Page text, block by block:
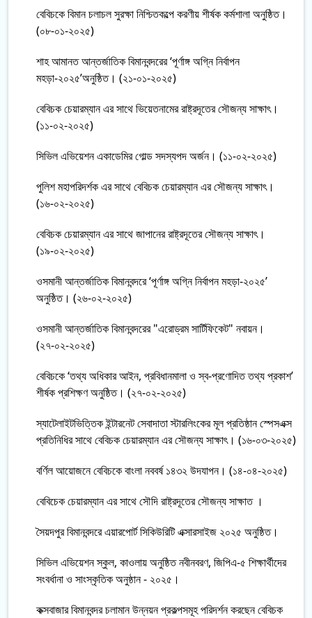
বেবিচকে বিমান চলাচল সুরক্ষা নিশ্চিতকল্পে করণীয় শীর্ষক কর্মশালা অনুষ্ঠিত।
(০৮-০১-২০২৫)
শাহ আমানত আন্তর্জাতিক বিমানবন্দরের ‘পূর্ণাঙ্গ অগ্নি নির্বাপন
মহড়া-২০২৫’অনুষ্ঠিত। (২১-০১-২০২৫)
বেবিচক চেয়ারম্যান এর সাথে ভিয়েতনামের রাষ্ট্রদূতের সৌজন্য সাক্ষাৎ।
(১১-০২-২০২৫)
সিভিল এভিয়েশন একাডেমির গোল্ড সদস্যপদ অর্জন। (১১-০২-২০২৫)
পুলিশ মহাপরিদর্শক এর সাথে বেবিচক চেয়ারম্যান এর সৌজন্য সাক্ষাৎ।
(১৬-০২-২০২৫)
বেবিচক চেয়ারম্যান এর সাথে জাপানের রাষ্ট্রদূতের সৌজন্য সাক্ষাৎ।
(১৯-০২-২০২৫)
ওসমানী আন্তর্জাতিক বিমানবন্দরে ‘পূর্ণাঙ্গ অগ্নি নির্বাপন মহড়া-২০২৫’
অনুষ্ঠিত। (২৬-০২-২০২৫)
ওসমানী আন্তর্জাতিক বিমানবন্দরের "এরোড্রম সার্টিফিকেট" নবায়ন।
(২৭-০২-২০২৫)
বেবিচকে ‘তথ্য অধিকার আইন, প্রবিধানমালা ও স্ব-প্রণোদিত তথ্য প্রকাশ’
শীর্ষক প্রশিক্ষণ অনুষ্ঠিত। (২৭-০২-২০২৫)
স্যাটেলাইটভিত্তিক ইন্টারনেট সেবাদাতা স্টারলিংকের মূল প্রতিষ্ঠান স্পেসএক্স
প্রতিনিধির সাথে বেবিচক চেয়ারম্যান এর সৌজন্য সাক্ষাৎ। (১৬-০৩-২০২৫)
বর্ণিল আয়োজনে বেবিচকে বাংলা নববর্ষ ১৪৩২ উদযাপন। (১৪-০৪-২০২৫)
বেবিচেক চেয়ারম্যান এর সাথে সৌদি রাষ্ট্রদূতের সৌজন্য সাক্ষাত ।
সৈয়দপুর বিমানবন্দরে এয়ারপোর্ট সিকিউরিটি এক্সারসাইজ ২০২৫ অনুষ্ঠিত।
সিভিল এভিয়েশন স্কুল, কাওলায় অনুষ্ঠিত নবীনবরণ, জিপিএ-৫ শিক্ষার্থীদের
সংবর্ধানা ও সাংস্কৃতিক অনুষ্ঠান - ২০২৫।
কক্সবাজার বিমানবন্দর চলামান উন্নয়ন প্রকল্পসমূহ পরিদর্শন করছেন বেবিচক